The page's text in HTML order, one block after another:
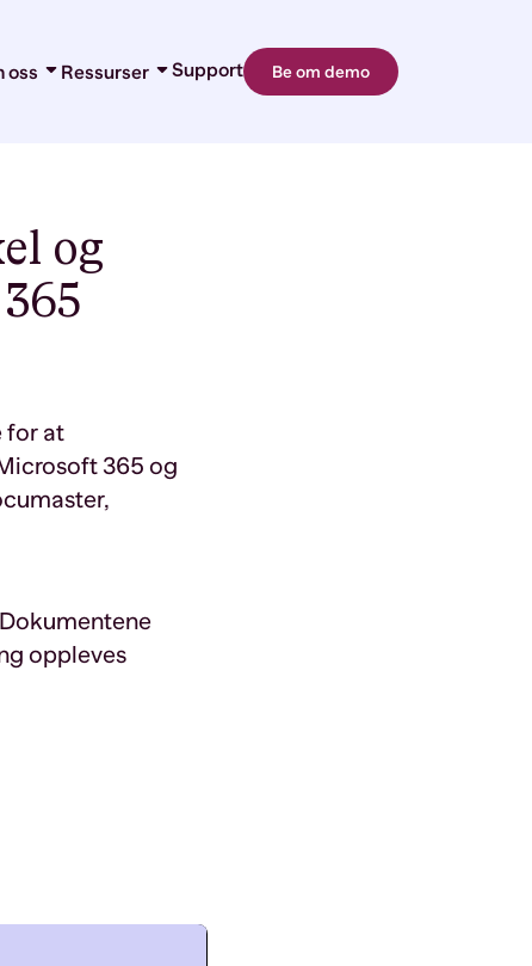
oss Ressurser Support Be om demo
og
for at
365 og
r,
oppleves